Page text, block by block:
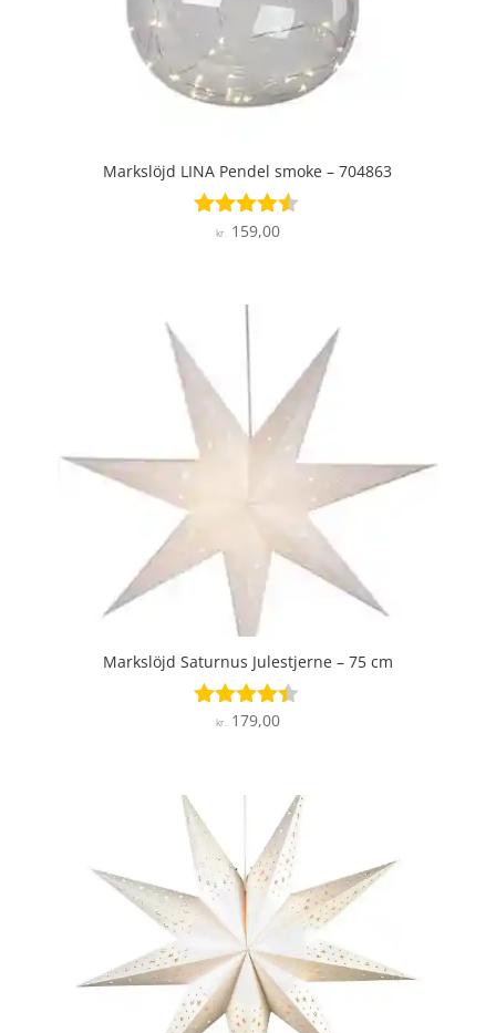
Markslöjd LINA Pendel smoke – 704863
Vurderet
kr.159,00
Markslöjd Saturnus Julestjerne – 75 cm
Vurderet
kr.179,00